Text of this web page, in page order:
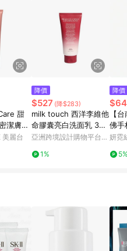
合贈點資格。 (4) 如
、Google等其他網頁、或
都將會造成追蹤中斷而
之商品規格、顏色、價
以銷售網頁標示為準。
回饋規定，逾期訂單將
場保有更改條款與法律
公告為準。
甜
潔膚乳
美麗台
降價
$527 (降$283)
milk touch 西洋李維他
命膠囊亮白洗面乳 300
ml
亞洲跨境設計購物平台
1%
降價
【
佛手
ML
妍霓